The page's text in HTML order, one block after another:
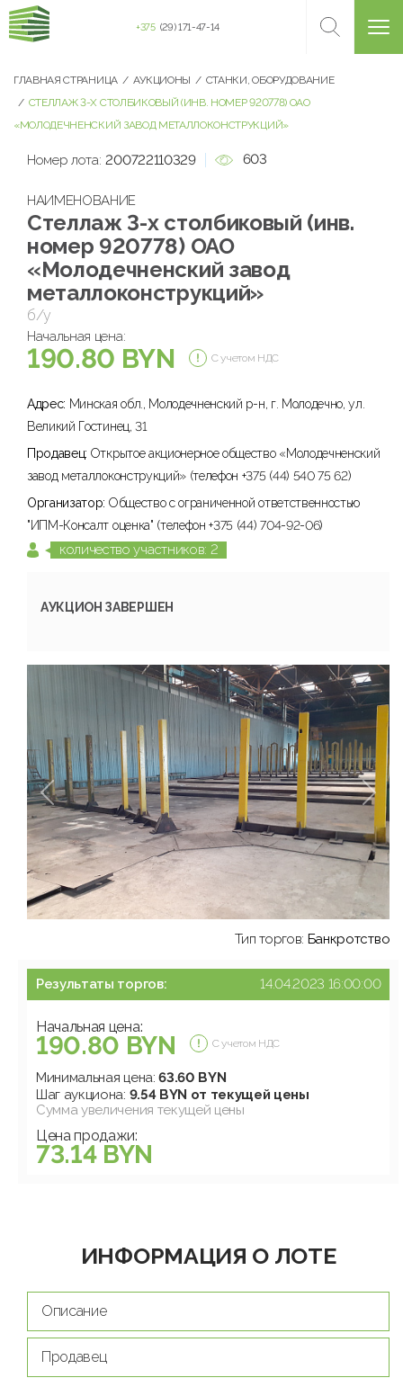
+375 (29) 171-47-14
ГЛАВНАЯ СТРАНИЦА АУКЦИОНЫ
СТАНКИ, ОБОРУДОВАНИЕ
СТЕЛЛАЖ 3-Х СТОЛБИКОВЫЙ (ИНВ. НОМЕР 920778) ОАО
«МОЛОДЕЧНЕНСКИЙ ЗАВОД МЕТАЛЛОКОНСТРУКЦИЙ»
Номер лота: 200722110329 603
НАИМЕНОВАНИЕ
Стеллаж 3-х столбиковый (инв.
номер 920778) ОАО
«Молодечненский завод
металлоконструкций»
б/у
Начальная цена:
190.80 BYN С учетом НДС
Адрес: Минская обл., Молодечненский р-н, г. Молодечно, ул.
Великий Гостинец, 31
Продавец: Открытое акционерное общество «Молодечненский
завод металлоконструкций» (телефон +375 (44) 540 75 62)
Организатор: Общество с ограниченной ответственностью
"ИПМ-Консалт оценка" (телефон +375 (44) 704-92-06)
количество участников: 2
АУКЦИОН ЗАВЕРШЕН
Тип торгов: Банкротство
Результаты торгов: 14.04.2023 16:00:00
Начальная цена:
190.80 BYN С учетом НДС
Минимальная цена:63.60 BYN
Шаг аукциона: 9.54 BYN от текущей цены
Сумма увеличения текущей цены
Цена продажи:
73.14 BYN
ИНФОРМАЦИЯ О ЛОТЕ
Описание
Продавец